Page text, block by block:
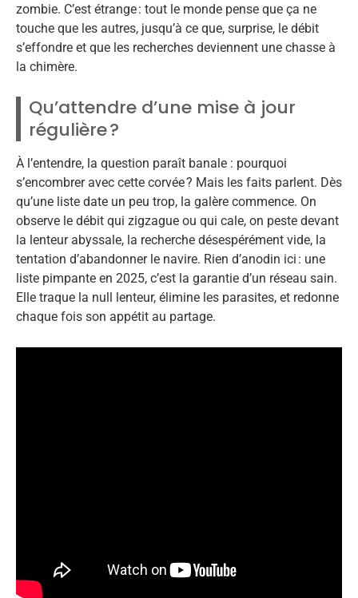
zombie. C’est étrange : tout le monde pense que ça ne
touche que les autres, jusqu’à ce que, surprise, le débit
s’effondre et que les recherches deviennent une chasse à
la chimère.
Qu’attendre d’une mise à jour
régulière ?
À l’entendre, la question paraît banale : pourquoi
s’encombrer avec cette corvée ? Mais les faits parlent. Dès
qu’une liste date un peu trop, la galère commence. On
observe le débit qui zigzague ou qui cale, on peste devant
la lenteur abyssale, la recherche désespérément vide, la
tentation d’abandonner le navire. Rien d’anodin ici : une
liste pimpante en 2025, c’est la garantie d’un réseau sain.
Elle traque la null lenteur, élimine les parasites, et redonne
chaque fois son appétit au partage.